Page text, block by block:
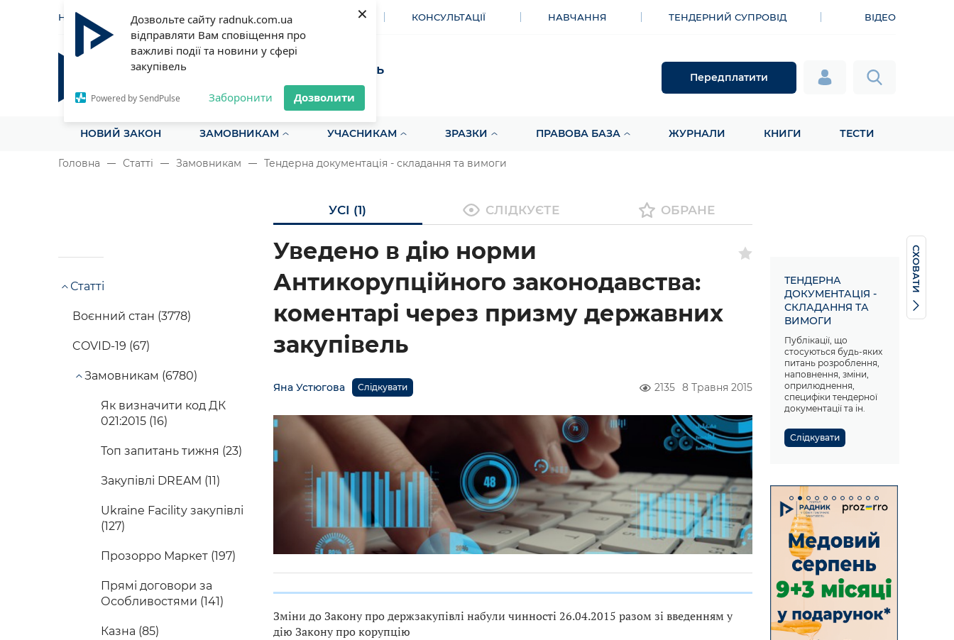
Дозвольте сайту radnuk.com.ua
відправляти Вам сповіщення про
важливі події та новини у сфері
закупівель
Powered by SendPulse Заборонити Дозволити
×
НОВИНИ СТАТТІ ІНСТРУМЕНТИ КОНСУЛЬТАЦІЇ НАВЧАННЯ ТЕНДЕРНИЙ СУПРОВІД ВІДЕО
Радник у сфері публічних закупівель
Все для закупівель на одному порталі
Передплатити
НОВИЙ ЗАКОН ЗАМОВНИКАМ УЧАСНИКАМ ЗРАЗКИ ПРАВОВА БАЗА ЖУРНАЛИ КНИГИ ТЕСТИ
Головна Статті Замовникам Тендерна документація - складання та вимоги
УСІ (1) СЛІДКУЄТЕ ОБРАНЕ
Статті
Воєнний стан (3778)
COVID-19 (67)
Замовникам (6780)
Як визначити код ДК
021:2015 (16)
Топ запитань тижня (23)
Закупівлі DREAM (11)
Ukraine Facility закупівлі
(127)
Прозорро Маркет (197)
Прямі договори за
Особливостями (141)
Казна (85)
Уведено в дію норми
Антикорупційного законодавства:
коментарі через призму державних
закупівель
Яна Устюгова Слідкувати 2135 8 Травня 2015
Зміни до Закону про держзакупівлі набули чинності 26.04.2015 разом зі введенням у
дію Закону про корупцію
ТЕНДЕРНА
ДОКУМЕНТАЦІЯ -
СКЛАДАННЯ ТА
ВИМОГИ
Публікації, що
стосуються будь-яких
питань розроблення,
наповнення, зміни,
оприлюднення,
специфіки тендерної
документації та ін.
Слідкувати
СХОВАТИ